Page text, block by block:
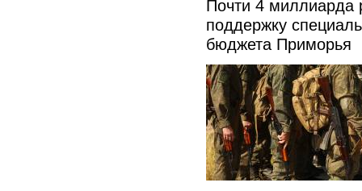
Почти 4 миллиарда
поддержку
бюджета Приморья